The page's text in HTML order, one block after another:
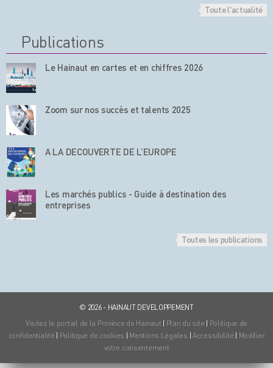
Toute l'actualité
Publications
Le Hainaut en cartes et en chiffres 2026
Zoom sur nos succès et talents 2025
A LA DECOUVERTE DE L’EUROPE
Les marchés publics - Guide à destination des
entreprises
Toutes les publications
© 2026 - HAINAUT DEVELOPPEMENT
Visitez le portail de la Province de Hainaut | Plan du site | Politique de
confidentialité | Politique de cookies | Mentions Légales | Accessibilité | Modifier
votre consentement